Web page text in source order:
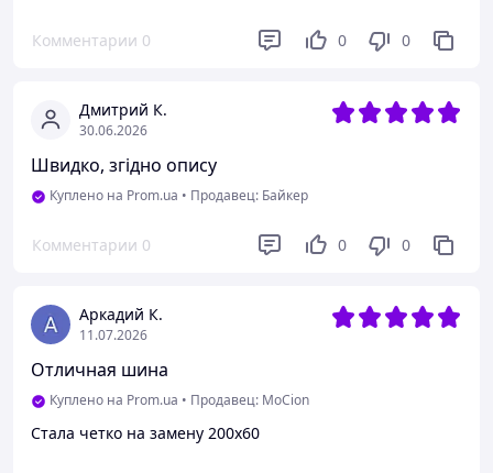
Комментарии 0 0 0
Дмитрий К.
30.06.2026
Швидко, згідно опису
Куплено на Prom.ua • Продавец: Байкер
Комментарии 0 0 0
Аркадий К.
11.07.2026
Отличная шина
Куплено на Prom.ua • Продавец: MoCion
Стала четко на замену 200х60